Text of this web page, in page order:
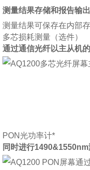
测量结果存储和报告输出
测量结果可保存在内部
多芯损耗测量（选件）
通过通信光纤以主从机
PON光功率计*
同时进行1490&1550nm
通